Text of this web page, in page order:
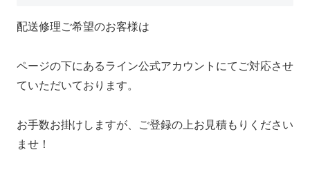
配送修理ご希望のお客様は
ページの下にあるライン公式アカウントにてご対応させ
ていただいております。
お手数お掛けしますが、ご登録の上お見積もりください
ませ！